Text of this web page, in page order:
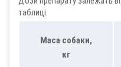
таблиці.
Маса собаки,
кг